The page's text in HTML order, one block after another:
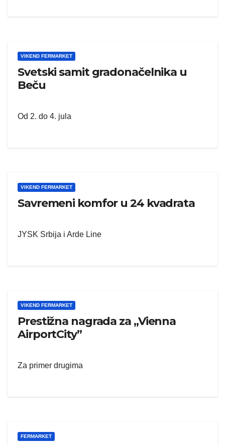
VIKEND FERMARKET
Svetski samit gradonačelnika u
Beču
Od 2. do 4. jula
VIKEND FERMARKET
Savremeni komfor u 24 kvadrata
JYSK Srbija i Arde Line
VIKEND FERMARKET
Prestižna nagrada za „Vienna
AirportCity”
Za primer drugima
FERMARKET